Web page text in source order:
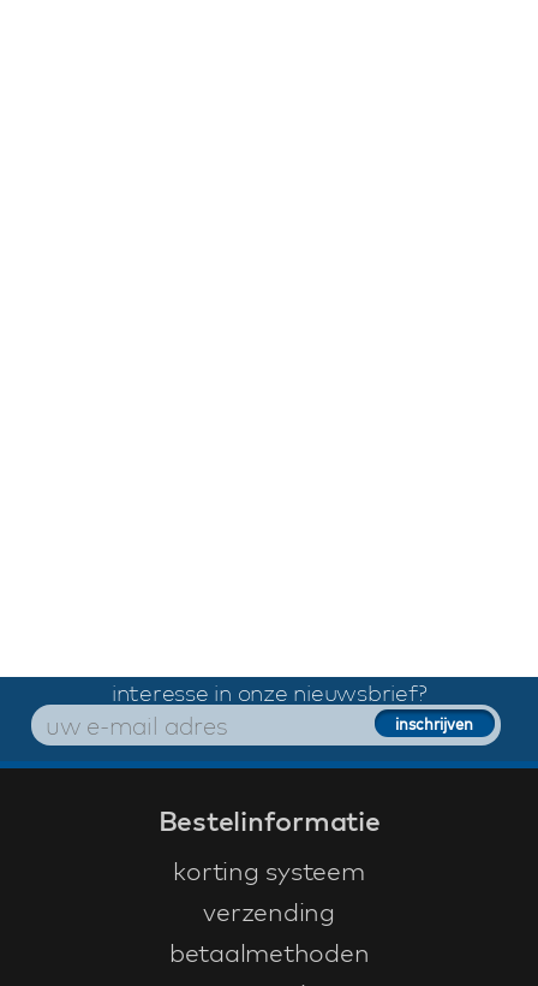
interesse in onze nieuwsbrief?
Bestelinformatie
korting systeem
verzending
betaalmethoden